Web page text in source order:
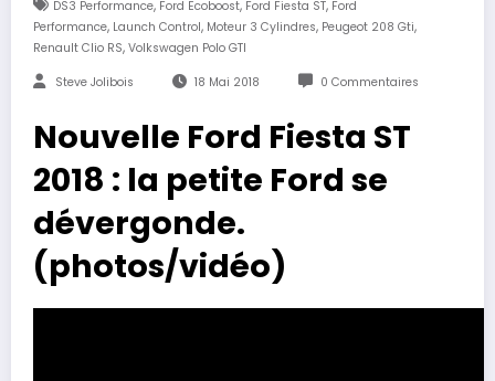
DS3 Performance, Ford Ecoboost, Ford Fiesta ST, Ford
Performance, Launch Control, Moteur 3 Cylindres, Peugeot 208 Gti,
Renault Clio RS, Volkswagen Polo GTI
Steve Jolibois 18 Mai 2018 0 Commentaires
Nouvelle Ford Fiesta ST
2018 : la petite Ford se
dévergonde.
(photos/vidéo)